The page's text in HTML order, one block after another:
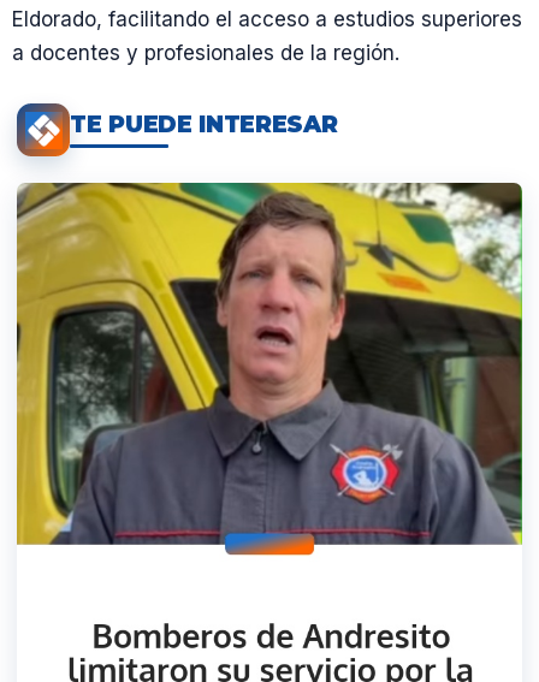
Eldorado, facilitando el acceso a estudios superiores
a docentes y profesionales de la región.
TE PUEDE INTERESAR